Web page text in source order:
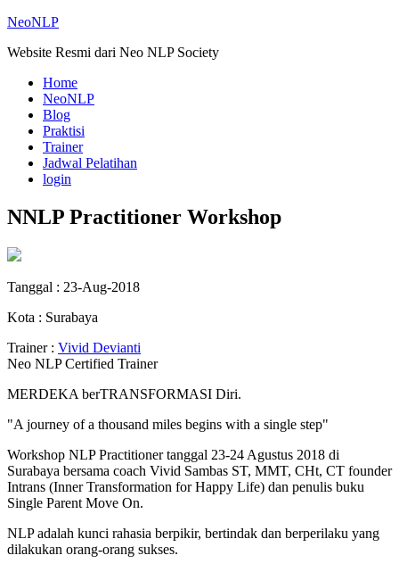
NeoNLP
Website Resmi dari Neo NLP Society
Home
NeoNLP
Blog
Praktisi
Trainer
Jadwal Pelatihan
login
NNLP Practitioner Workshop
Tanggal : 23-Aug-2018
Kota : Surabaya
Trainer : Vivid Devianti
Neo NLP Certified Trainer
MERDEKA berTRANSFORMASI Diri.
"A journey of a thousand miles begins with a single step"
Workshop NLP Practitioner tanggal 23-24 Agustus 2018 di
Surabaya bersama coach Vivid Sambas ST, MMT, CHt, CT founder
Intrans (Inner Transformation for Happy Life) dan penulis buku
Single Parent Move On.
NLP adalah kunci rahasia berpikir, bertindak dan berperilaku yang
dilakukan orang-orang sukses.